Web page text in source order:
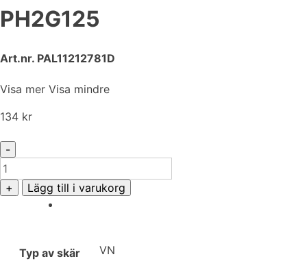
PH2G125
Art.nr. PAL11212781D
Visa mer Visa mindre
134 kr
-
VNMG
160404-
MR
+ Lägg till i varukorg
Typ av skär VN